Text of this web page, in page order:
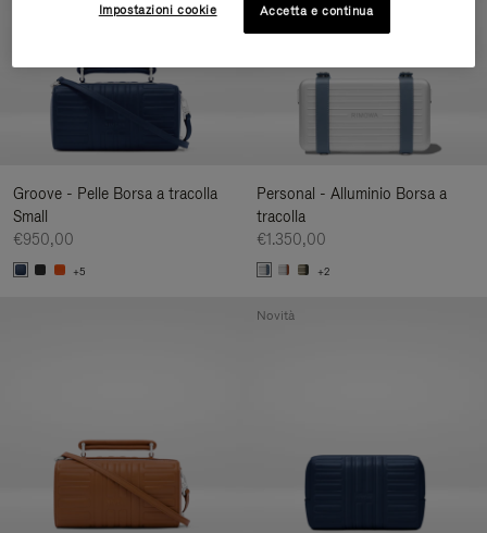
Groove - Pelle Borsa a tracolla
Small
€950,00
+5
Personal - Alluminio Borsa a
tracolla
€1.350,00
+2
Novità
Impostazioni cookie Accetta e continua